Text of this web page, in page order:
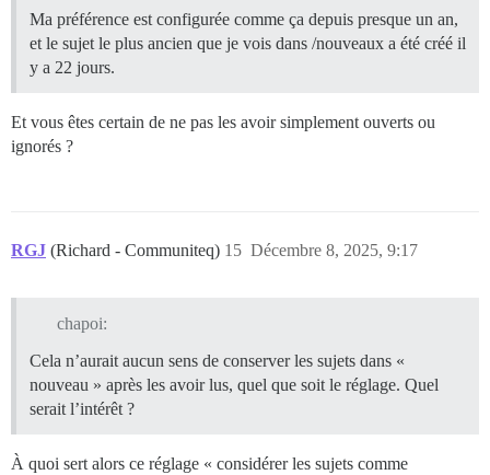
Ma préférence est configurée comme ça depuis presque un an,
et le sujet le plus ancien que je vois dans /nouveaux a été créé il
y a 22 jours.
Et vous êtes certain de ne pas les avoir simplement ouverts ou
ignorés ?
RGJ (Richard - Communiteq) Décembre 8, 2025, 9:17
15
chapoi:
Cela n’aurait aucun sens de conserver les sujets dans «
nouveau » après les avoir lus, quel que soit le réglage. Quel
serait l’intérêt ?
À quoi sert alors ce réglage « considérer les sujets comme